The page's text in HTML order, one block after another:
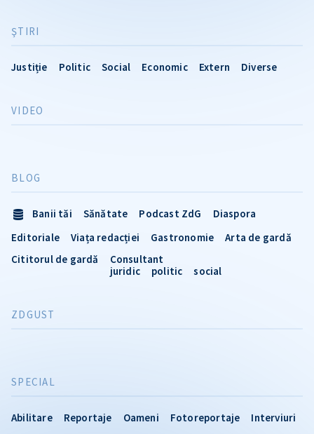
ŞTIRI
Justiție Politic Social Economic Extern Diverse
VIDEO
SPECIAL
Abilitare Reportaje Oameni Fotoreportaje
Interviuri
BLOG
Banii tăi Sănătate Podcast ZdG
Diaspora
Editoriale
Viața redacției Gastronomie
Arta de gardă
Cititorul de gardă
Consultant
juridic
politic social
ZDGUST